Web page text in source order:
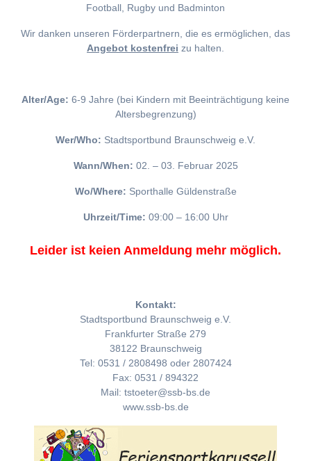
Football, Rugby und Badminton
Wir danken unseren Förderpartnern, die es ermöglichen, das
Angebot kostenfrei zu halten.
Alter/Age: 6-9 Jahre (bei Kindern mit Beeinträchtigung keine
Altersbegrenzung)
Wer/Who: Stadtsportbund Braunschweig e.V.
Wann/When: 02. – 03. Februar 2025
Wo/Where: Sporthalle Güldenstraße
Uhrzeit/Time: 09:00 – 16:00 Uhr
Leider ist keien Anmeldung mehr möglich.
Kontakt:
Stadtsportbund Braunschweig e.V.
Frankfurter Straße 279
38122 Braunschweig
Tel: 0531 / 2808498 oder 2807424
Fax: 0531 / 894322
Mail: tstoeter@ssb-bs.de
www.ssb-bs.de